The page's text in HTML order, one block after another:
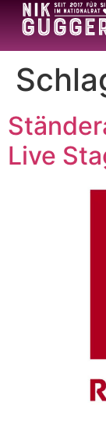
Live